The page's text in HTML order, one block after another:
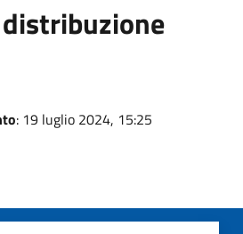
: 19 luglio 2024, 15:25